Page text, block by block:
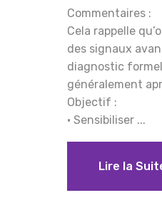
Commentaires :
Cela rappelle
des signaux
diagnostic
généralement
Objectif :
• Sensibiliser ...
Lire la